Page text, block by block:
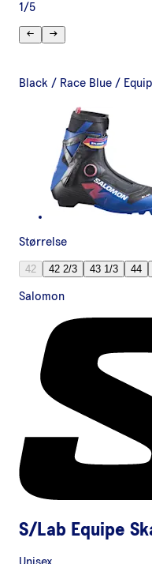
1 /5
Black / Race Blue /
Størrelse
42 42 2/3 43 1/3 44
Salomon
S/Lab Equipe